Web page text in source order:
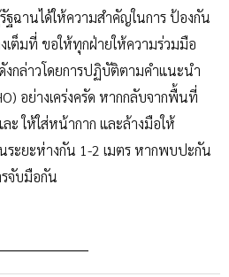
ฐฉานได้ให้ความสำคัญในการ ป้องกัน
ต็มที่ ขอให้ทุกฝ่ายให้ความร่วมมือ
งกล่าวโดยการปฏิบัติตามคำแนะนำ
อย่างเคร่งครัด หากกลับจากพื้นที่
ะ ให้ใส่หน้ากาก และล้างมือให้
ระยะห่างกัน 1-2 เมตร หากพบปะกัน
จับมือกัน